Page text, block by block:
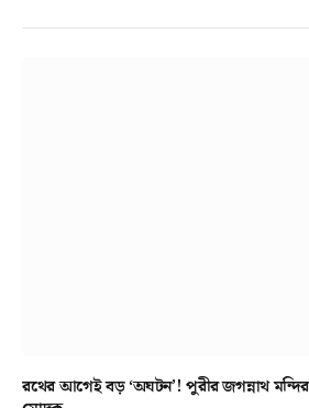
রথের আগেই বড় ‘অঘটন’! পুরীর জগন্নাথ